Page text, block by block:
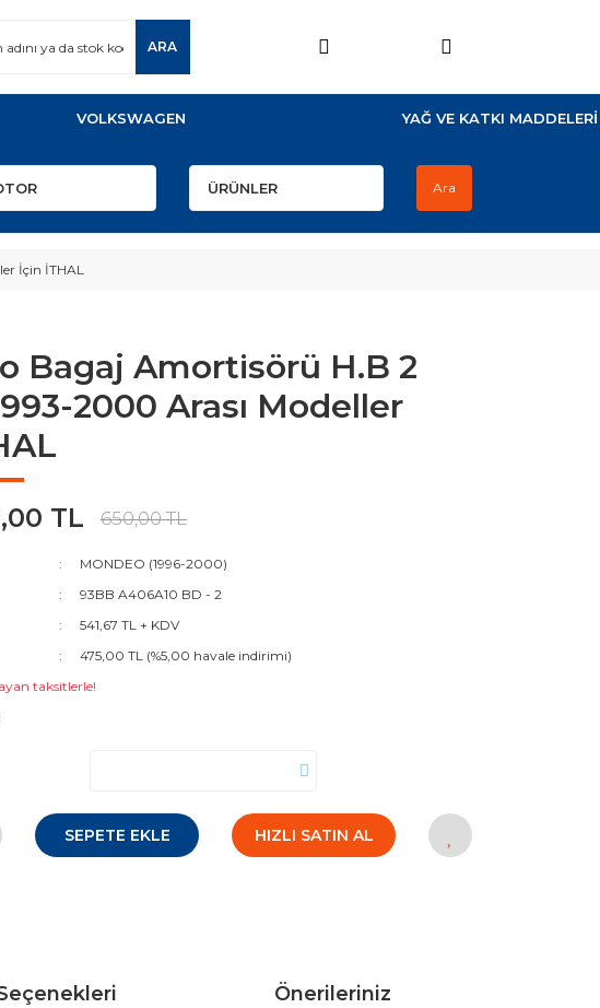
ARA
VOLKSWAGEN YAĞ VE KATKI MADDELERİ
Ara
İçin İTHAL
Bagaj Amortisörü H.B 2
2000 Arası Modeller
TL 650,00 TL
MONDEO (1996-2000)
93BB A406A10 BD - 2
541,67 TL + KDV
475,00 TL (%5,00 havale indirimi)
taksitlerle!
SEPETE EKLE HIZLI SATIN AL
Önerileriniz